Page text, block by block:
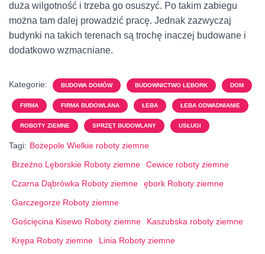
duża wilgotność i trzeba go osuszyć. Po takim zabiegu
można tam dalej prowadzić pracę. Jednak zazwyczaj
budynki na takich terenach są trochę inaczej budowane i
dodatkowo wzmacniane.
Kategorie: BUDOWA DOMÓW BUDOWNICTWO LĘBORK DOM
FIRMA FIRMA BUDOWLANA ŁEBA ŁEBA ODWADNIANIE
ROBOTY ZIEMNE SPRZĘT BUDOWLANY USŁUGI
Tagi: Bożepole Wielkie roboty ziemne
Brzeźno Lęborskie Roboty ziemne
Cewice roboty ziemne
Czarna Dąbrówka Roboty ziemne
ębork Roboty ziemne
Garczegorze Roboty ziemne
Gościęcina Kisewo Roboty ziemne
Kaszubska roboty ziemne
Krępa Roboty ziemne
Linia Roboty ziemne